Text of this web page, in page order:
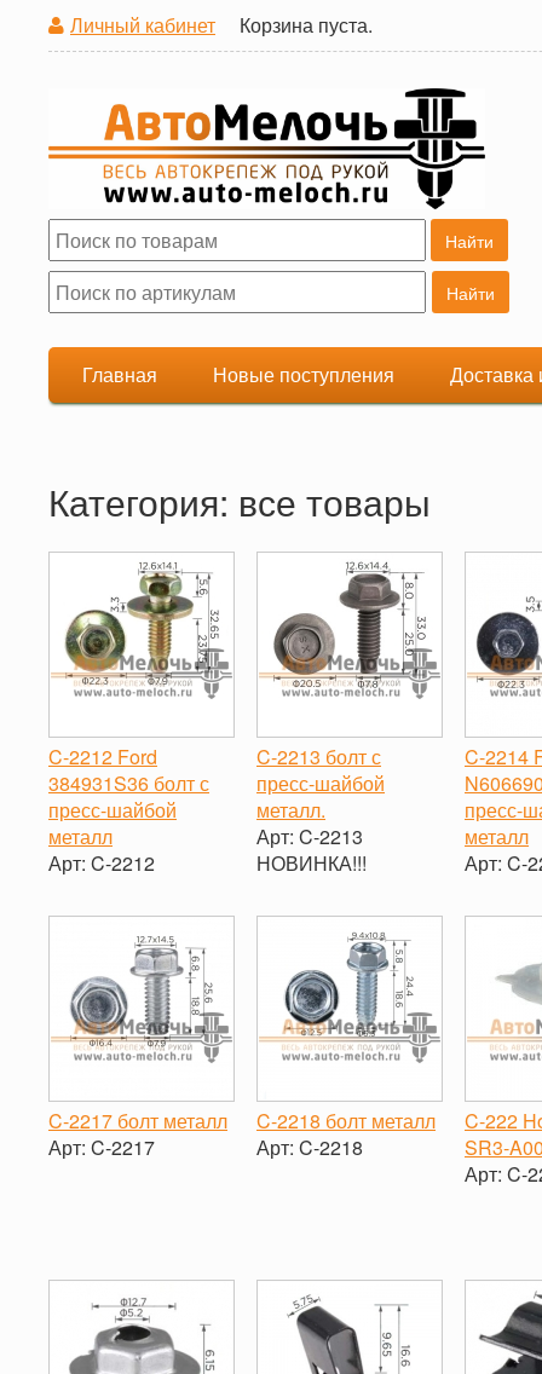
Личный кабинет Корзина пуста.
Форма поиска
Поиск
Главная Новые поступления Доставка
Категория: все товары
C-2212 Ford
384931S36 болт с
пресс-шайбой
металл
Арт: C-2212
-
+
C-2213 болт с
пресс-шайбой
металл.
Арт: C-2213
НОВИНКА!!!
-
+
C-2214
пресс-
металл
Арт: C-
-
C-2217 болт металл
Арт: C-2217
C-2218 болт металл
Арт: C-2218
C-222
SR3-
Арт: C-